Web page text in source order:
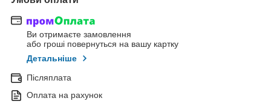
Ви отримаєте замовлення
або гроші повернуться на вашу картку
Детальніше
Післяплата
Оплата на рахунок